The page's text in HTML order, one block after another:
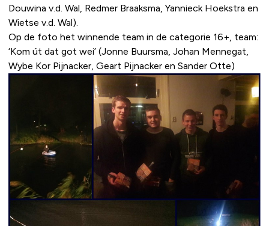
Douwina v.d. Wal, Redmer Braaksma, Yannieck Hoekstra en
Wietse v.d. Wal).
Op de foto het winnende team in de categorie 16+, team:
‘Kom út dat got wei’ (Jonne Buursma, Johan Mennegat,
Wybe Kor Pijnacker, Geart Pijnacker en Sander Otte)